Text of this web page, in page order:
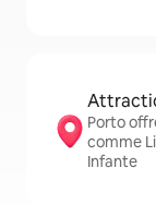
Porto
comme
Infante